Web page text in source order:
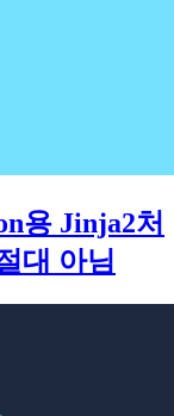
용 Jinja2처
대 아님